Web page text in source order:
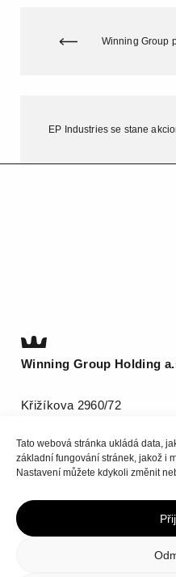
Tato webová stránka ukládá data,
základní fungování stránek, jakož i
Nastavení můžete kdykoli změnit
Winning Group Holding
Křižíkova 2960/72
T(+420) 511 185 800
info@be-winning.com